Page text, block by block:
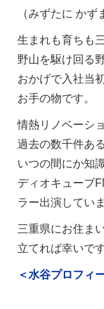
（みずたに か
生まれも育ちも
野山を駆け回る
おかげで入社当
お手の物です。
情熱リノベーシ
過去の数千件あ
いつの間にか知
ディオキューブ
ラー出演していま
三重県にお住ま
立てれば幸いで
＜水谷プロフィ